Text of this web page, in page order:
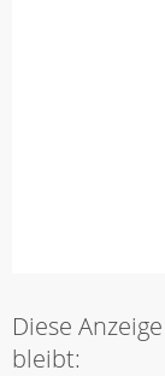
Diese
bleibt: